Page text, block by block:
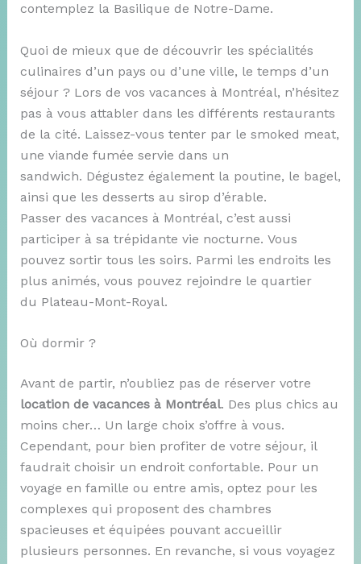
contemplez la Basilique de Notre-Dame.
Quoi de mieux que de découvrir les spécialités
culinaires d’un pays ou d’une ville, le temps d’un
séjour ? Lors de vos vacances à Montréal, n’hésitez
pas à vous attabler dans les différents restaurants
de la cité. Laissez-vous tenter par le smoked meat,
une viande fumée servie dans un
sandwich. Dégustez également la poutine, le bagel,
ainsi que les desserts au sirop d’érable.
Passer des vacances à Montréal, c’est aussi
participer à sa trépidante vie nocturne. Vous
pouvez sortir tous les soirs. Parmi les endroits les
plus animés, vous pouvez rejoindre le quartier
du Plateau-Mont-Royal.
Où dormir ?
Avant de partir, n’oubliez pas de réserver votre
location de vacances à Montréal. Des plus chics au
moins cher… Un large choix s’offre à vous.
Cependant, pour bien profiter de votre séjour, il
faudrait choisir un endroit confortable. Pour un
voyage en famille ou entre amis, optez pour les
complexes qui proposent des chambres
spacieuses et équipées pouvant accueillir
plusieurs personnes. En revanche, si vous voyagez